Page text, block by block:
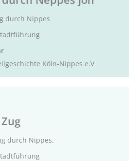
durch Nippes
Köln-Nippes e.V
durch Nippes.